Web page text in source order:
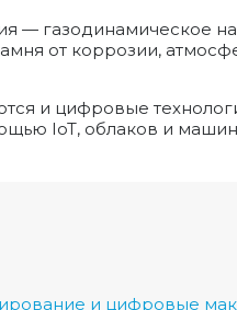
— газодинамическое
от коррозии,
и цифровые
IoT, облаков и
и цифровые